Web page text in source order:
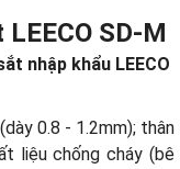
SD-M
nhập khẩu LEECO
0.8 - 1.2mm); thân
liệu chống cháy (bê